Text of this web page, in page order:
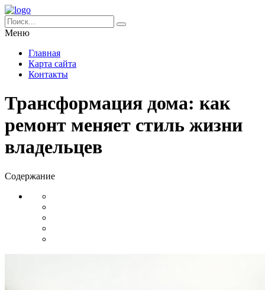
Меню
Главная
Карта сайта
Контакты
Трансформация дома: как
ремонт меняет стиль жизни
владельцев
Содержание